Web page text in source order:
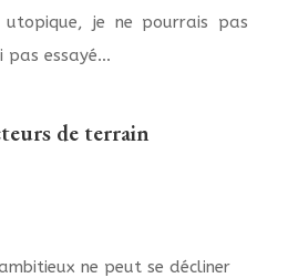
je ne pourrais pas
pas essayé…
de terrain
ne peut se décliner